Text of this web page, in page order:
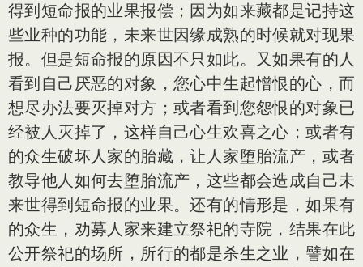
得到短命报的业果报偿；因为如来藏都是记持这
些业种的功能，未来世因缘成熟的时候就对现果
报。但是短命报的原因不只如此。又如果有的人
看到自己厌恶的对象，您心中生起憎恨的心，而
想尽办法要灭掉对方；或者看到您怨恨的对象已
经被人灭掉了，这样自己心生欢喜之心；或者有
的众生破坏人家的胎藏，让人家堕胎流产，或者
教导他人如何去堕胎流产，这些都会造成自己未
来世得到短命报的业果。还有的情形是，如果有
的众生，劝募人家来建立祭祀的寺院，结果在此
公开祭祀的场所，所行的都是杀生之业，譬如在